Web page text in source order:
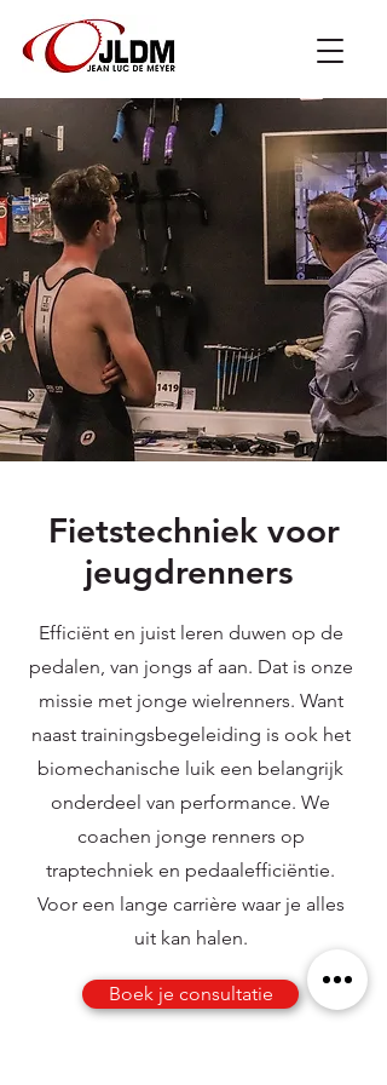
Fietstechniek voor
jeugdrenners
Efficiënt en juist leren duwen op de
pedalen, van jongs af aan. Dat is onze
missie met jonge wielrenners. Want
naast trainingsbegeleiding is ook het
biomechanische luik een belangrijk
onderdeel van performance. We
coachen jonge renners op
traptechniek en pedaalefficiëntie.
Voor een lange carrière waar je alles
uit kan halen.
Boek je consultatie